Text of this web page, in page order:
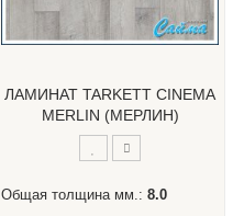
ЛАМИНАТ TARKETT CINEMA
MERLIN (МЕРЛИН)
Общая толщина мм.: 8.0